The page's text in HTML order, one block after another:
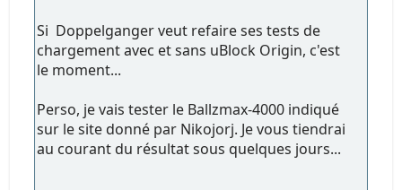
Si Doppelganger veut refaire ses tests de
chargement avec et sans uBlock Origin, c'est
le moment...
Perso, je vais tester le Ballzmax-4000 indiqué
sur le site donné par Nikojorj. Je vous tiendrai
au courant du résultat sous quelques jours...